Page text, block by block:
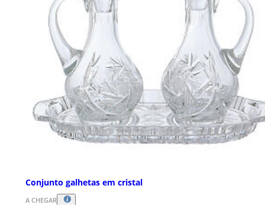
Conjunto galhetas em cristal
A CHEGAR